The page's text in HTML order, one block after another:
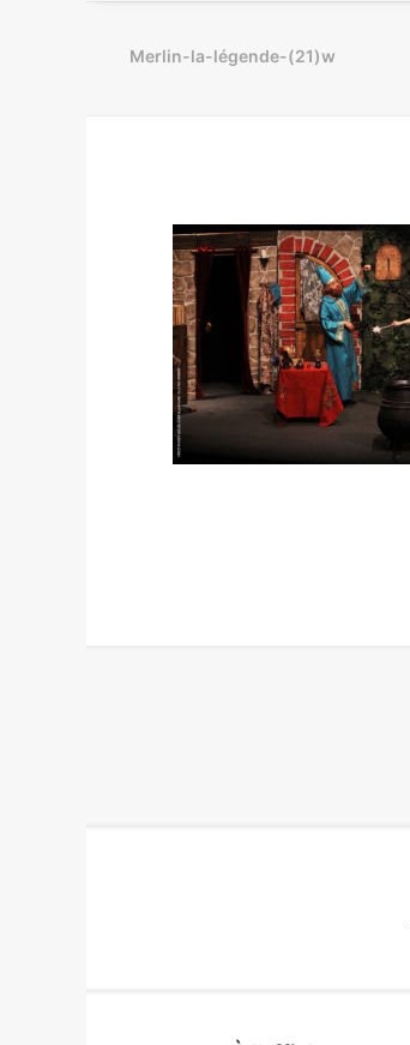
Merlin-la-légende-(21)w